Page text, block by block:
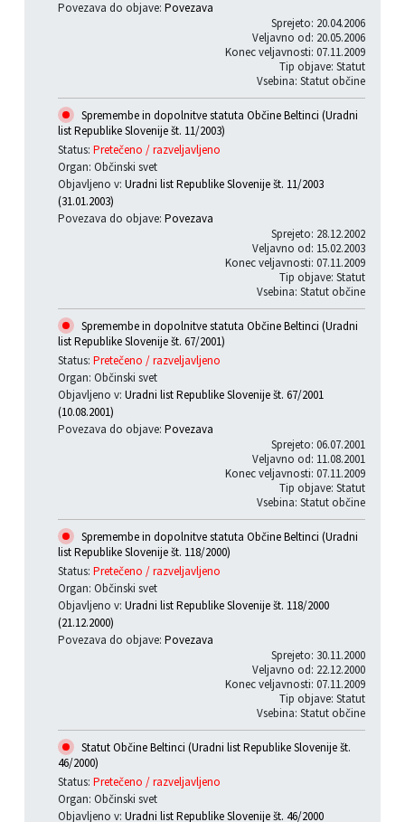
Povezava do objave: Povezava
Sprejeto: 20.04.2006
Veljavno od: 20.05.2006
Konec veljavnosti: 07.11.2009
Tip objave: Statut
Vsebina: Statut občine
Spremembe in dopolnitve statuta Občine Beltinci (Uradni
list Republike Slovenije št. 11/2003)
Status: Pretečeno / razveljavljeno
Organ: Občinski svet
Objavljeno v: Uradni list Republike Slovenije št. 11/2003
(31.01.2003)
Povezava do objave: Povezava
Sprejeto: 28.12.2002
Veljavno od: 15.02.2003
Konec veljavnosti: 07.11.2009
Tip objave: Statut
Vsebina: Statut občine
Spremembe in dopolnitve statuta Občine Beltinci (Uradni
list Republike Slovenije št. 67/2001)
Status: Pretečeno / razveljavljeno
Organ: Občinski svet
Objavljeno v: Uradni list Republike Slovenije št. 67/2001
(10.08.2001)
Povezava do objave: Povezava
Sprejeto: 06.07.2001
Veljavno od: 11.08.2001
Konec veljavnosti: 07.11.2009
Tip objave: Statut
Vsebina: Statut občine
Spremembe in dopolnitve statuta Občine Beltinci (Uradni
list Republike Slovenije št. 118/2000)
Status: Pretečeno / razveljavljeno
Organ: Občinski svet
Objavljeno v: Uradni list Republike Slovenije št. 118/2000
(21.12.2000)
Povezava do objave: Povezava
Sprejeto: 30.11.2000
Veljavno od: 22.12.2000
Konec veljavnosti: 07.11.2009
Tip objave: Statut
Vsebina: Statut občine
Statut Občine Beltinci (Uradni list Republike Slovenije št.
46/2000)
Status: Pretečeno / razveljavljeno
Organ: Občinski svet
Objavljeno v: Uradni list Republike Slovenije št. 46/2000